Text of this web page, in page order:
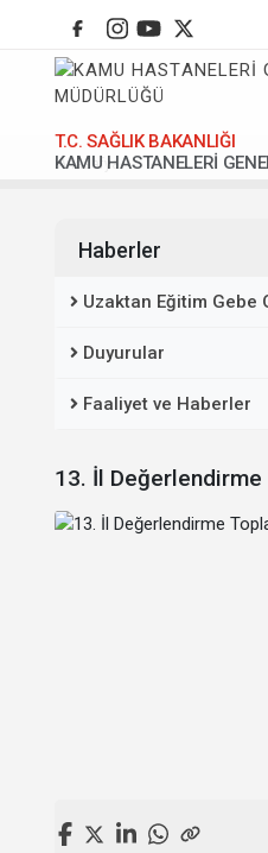
T.C. SAĞLIK BAKANLIĞI
KAMU HASTANELERİ
Anasafya
Haberler
Uzaktan Eğitim Gebe
Duyurular
Faaliyet ve Haberler
13. İl Değerlendirme